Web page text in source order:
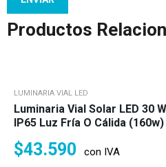
Productos
LUMINARIA VIAL LED
Luminaria Vial Solar LED 30
IP65 Luz Fría O Cálida (160w)
$43.590 con IVA